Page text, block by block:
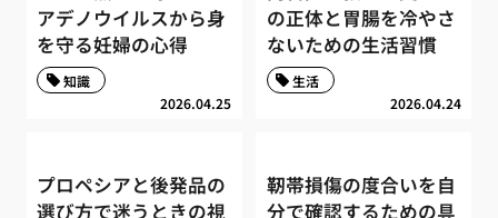
アデノウイルスから身
を守る妊婦の心得
2026.04.25
知識
の正体と胃腸を冷やさ
ないための生活習慣
2026.04.24
生活
プロペシアと後発品の
選び方で迷うときの視
靭帯損傷の度合いを自
分で確認するための具